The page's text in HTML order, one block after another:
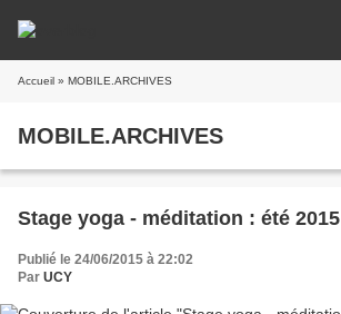
Accueil » MOBILE.ARCHIVES
MOBILE.ARCHIVES
Stage yoga - méditation : été 2015
Publié le 24/06/2015 à 22:02
Par UCY